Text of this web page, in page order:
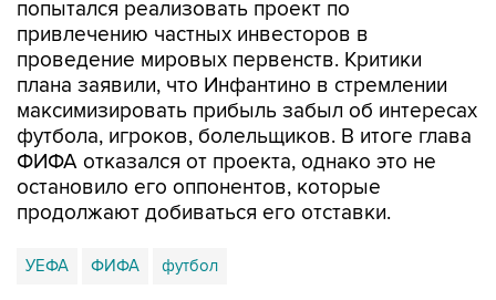
попытался реализовать проект по
привлечению частных инвесторов в
проведение мировых первенств. Критики
плана заявили, что Инфантино в стремлении
максимизировать прибыль забыл об интересах
футбола, игроков, болельщиков. В итоге глава
ФИФА отказался от проекта, однако это не
остановило его оппонентов, которые
продолжают добиваться его отставки.
УЕФА ФИФА футбол